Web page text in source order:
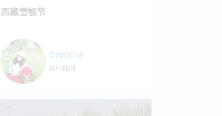
西藏雪顿节
Caroline
旅行顾问